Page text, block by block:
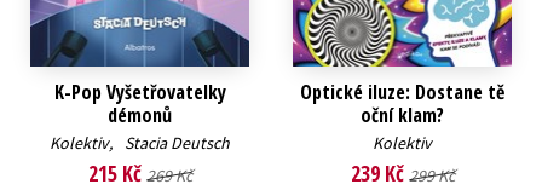
K-Pop Vyšetřovatelky
démonů
Kolektiv, Stacia Deutsch
215 Kč 269 Kč
Optické iluze: Dostane tě
oční klam?
Kolektiv
239 Kč 299 Kč